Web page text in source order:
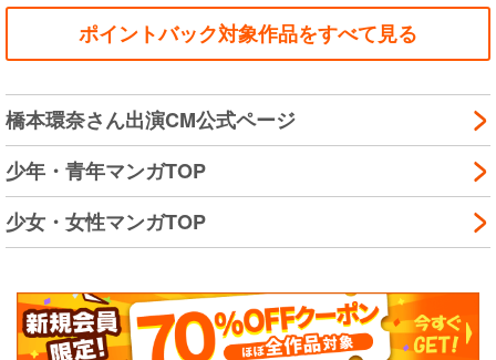
ポイントバック対象作品をすべて見る
橋本環奈さん出演CM公式ページ
少年・青年マンガTOP
少女・女性マンガTOP